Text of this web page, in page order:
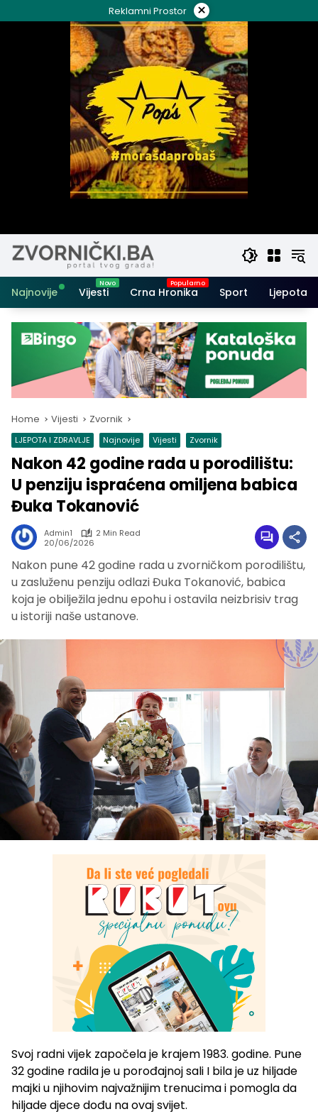
to
Reklamni Prostor ×
Najnovije Vijesti Crna Hronika Sport Ljepota i
Home Vijesti Zvornik
LJEPOTA I ZDRAVLJE Najnovije Vijesti Zvornik
Nakon 42 godine rada u porodilištu:
U penziju ispraćena omiljena babica
Đuka Tokanović
Admin1
2 Min Read
20/06/2026
Nakon pune 42 godine rada u zvorničkom porodilištu,
u zasluženu penziju odlazi Đuka Tokanović, babica
koja je obilježila jednu epohu i ostavila neizbrisiv trag
u istoriji naše ustanove.
Svoj radni vijek započela je krajem 1983. godine. Pune
32 godine radila je u porođajnoj sali I bila je uz hiljade
majki u njihovim najvažnijim trenucima i pomogla da
hiljade djece dođu na ovaj svijet.